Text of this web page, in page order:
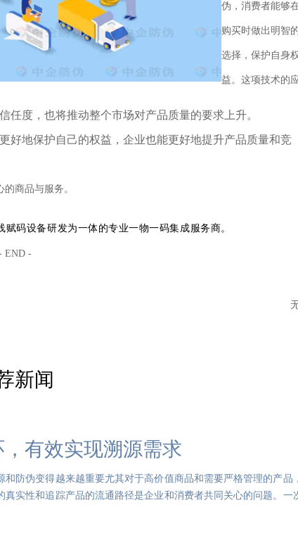
度，也将推动整个市场对产品质量的要求上升。
好地保护自己的权益，企业也能更好地提升产品质量和竞
伪，消费者能够
购买时做出明智
选择，保护自身
益。这项技术的
商品与服务。
码设备研发为一体的专业一物一码集成服务商。
END -
新闻
有效实现溯源需求
防伪变得越来越重要尤其对于高价值商品和需要严格管理的产品
实性和追踪产品的流通路径是企业和消费者共同关心的问题。一